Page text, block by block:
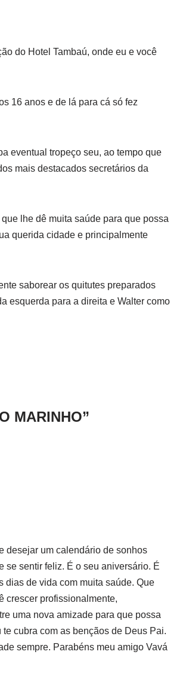
do Hotel Tambaú, onde eu e você
16 anos e de lá para cá só fez
eventual tropeço seu, ao tempo que
mais destacados secretários da
lhe dê muita saúde para que possa
querida cidade e principalmente
saborear os quitutes preparados
esquerda para a direita e Walter como
MARINHO”
desejar um calendário de sonhos
se sentir feliz. É o seu aniversário. É
dias de vida com muita saúde. Que
crescer profissionalmente,
uma nova amizade para que possa
cubra com as bençãos de Deus Pai.
sempre. Parabéns meu amigo Vavá